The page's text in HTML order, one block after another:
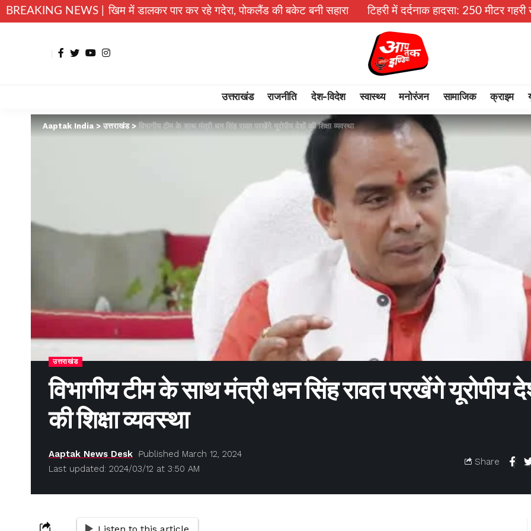
BREAKING NEWS |
जान जोखिम में डालकर पार कर रहे गदेरा, पोकलैंड की बकेट बनी सहारा टिहरी में दर्दनाक हादसा: 250 मीटर गहरी खाई में गिरी
उत्तराखंड राजनीति देश-विदेश स्वास्थ्य मनोरंजन सामाजिक क्राइम
Aaptak India>उत्तराखंड>विभागीय टीम के साथ मंत्री धन सिंह रावत परखेंगे यूरोपीय देशों की शिक्षा व्यवस्था
उत्तराखंड
विभागीय टीम के साथ मंत्री धन सिंह रावत परखेंगे यूरोपीय
की शिक्षा व्यवस्था
Last updated: 2024/03/12 at 3:50 AM
Aaptak News Desk Published March 12, 2024
Share